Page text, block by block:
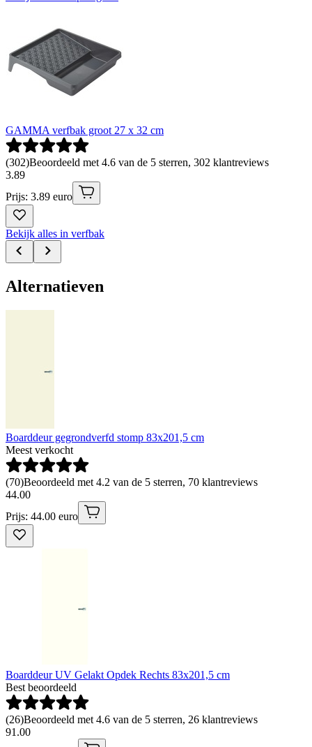
GAMMA verfbak groot 27 x 32 cm
(302)Beoordeeld met 4.6 van de 5 sterren, 302 klantreviews
3.89
Prijs: 3.89 euro
Bekijk alles in verfbak
Alternatieven
Boarddeur gegrondverfd stomp 83x201,5 cm
Meest verkocht
(70)Beoordeeld met 4.2 van de 5 sterren, 70 klantreviews
44.00
Prijs: 44.00 euro
Boarddeur UV Gelakt Opdek Rechts 83x201,5 cm
Best beoordeeld
(26)Beoordeeld met 4.6 van de 5 sterren, 26 klantreviews
91 .00